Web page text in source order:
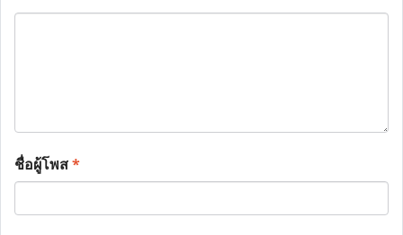
ชื่อผู้โพส*